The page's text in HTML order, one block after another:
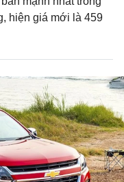
hiện giá mới là 459